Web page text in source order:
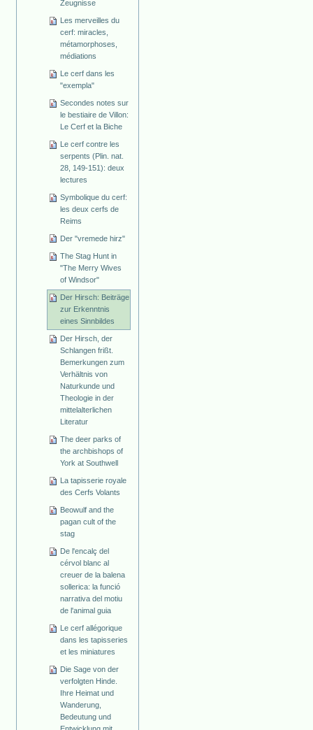
Zeugnisse
Les merveilles du
cerf: miracles,
métamorphoses,
médiations
Le cerf dans les
"exempla"
Secondes notes sur
le bestiaire de Villon:
Le Cerf et la Biche
Le cerf contre les
serpents (Plin. nat.
28, 149-151): deux
lectures
Symbolique du cerf:
les deux cerfs de
Reims
Der "vremede hirz"
The Stag Hunt in
"The Merry Wives
of Windsor"
Der Hirsch: Beiträge
zur Erkenntnis
eines Sinnbildes
Der Hirsch, der
Schlangen frißt.
Bemerkungen zum
Verhältnis von
Naturkunde und
Theologie in der
mittelalterlichen
Literatur
The deer parks of
the archbishops of
York at Southwell
La tapisserie royale
des Cerfs Volants
Beowulf and the
pagan cult of the
stag
De l'encalç del
cérvol blanc al
creuer de la balena
sollerica: la funció
narrativa del motiu
de l'animal guia
Le cerf allégorique
dans les tapisseries
et les miniatures
Die Sage von der
verfolgten Hinde.
Ihre Heimat und
Wanderung,
Bedeutung und